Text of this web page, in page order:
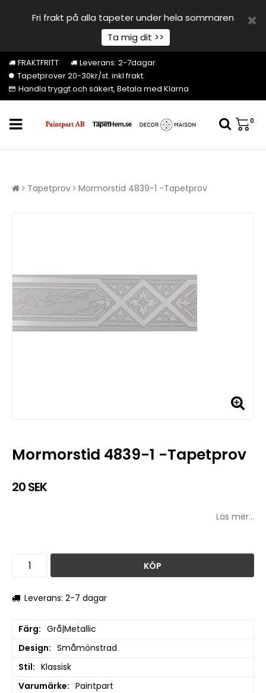
Fri frakt på alla tapeter under hela sommaren
Ta mig dit >>
FRAKTFRITT
Leverans: 2-7dagar
Tapetprover 20-30kr/st. inkl frakt.
Handla tryggt och säkert, Betala med Klarna
0
Tapetprov Mormorstid 4839-1 -Tapetprov
Mormorstid 4839-1 -Tapetprov
20 SEK
Läs mer...
KÖP
Leverans: 2-7 dagar
Färg
Grå|Metallic
Design
Småmönstrad
Stil
Klassisk
Varumärke
Paintpart